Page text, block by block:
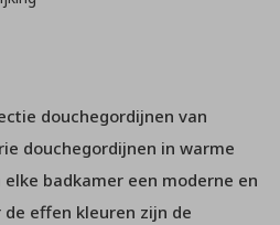
douchegordijnen van
douchegordijnen in warme
badkamer een moderne en
effen kleuren zijn de